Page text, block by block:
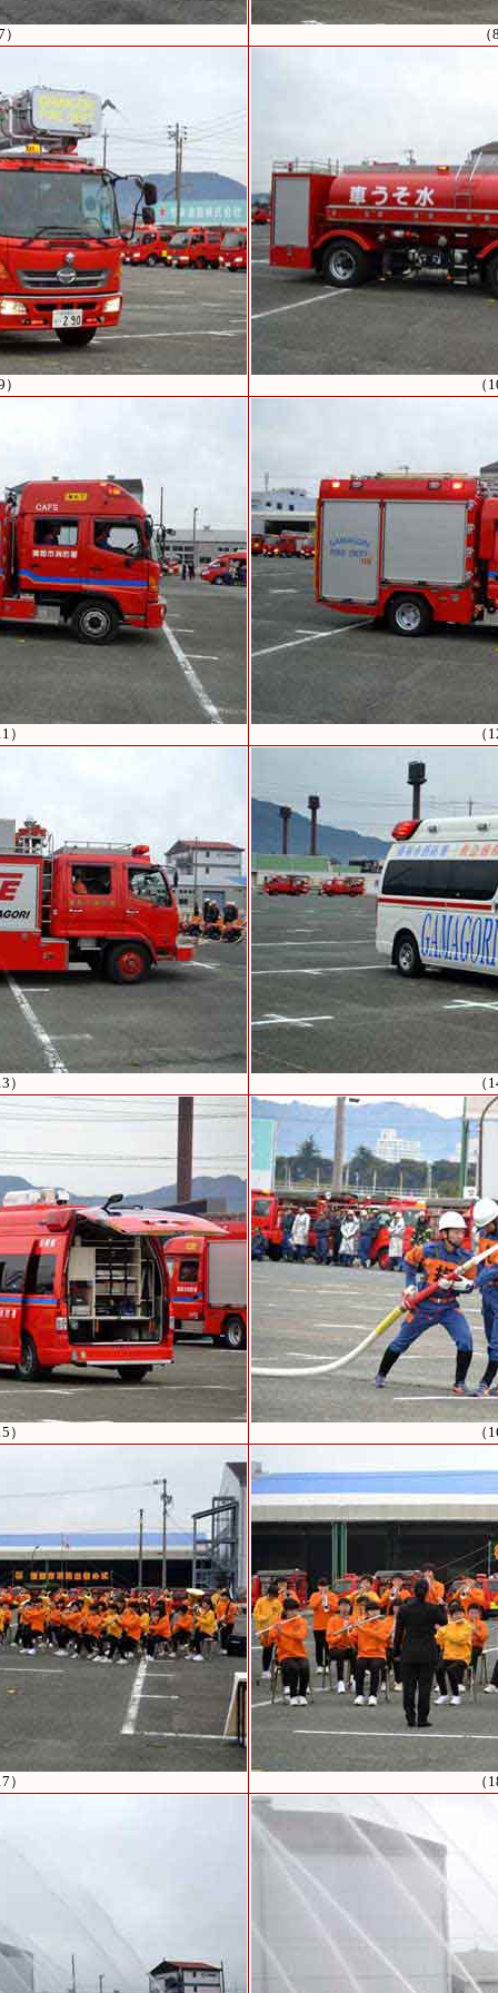
（
） （
） （
） （
） （